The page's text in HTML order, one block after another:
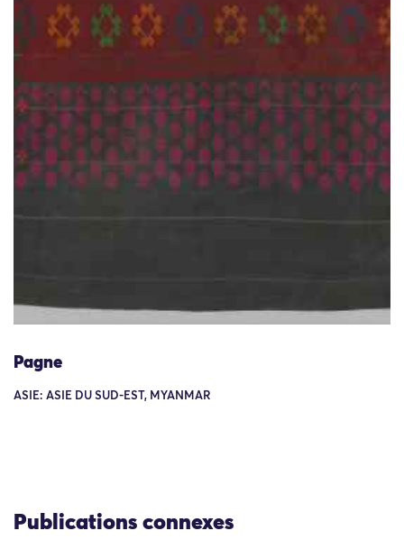
Pagne
ASIE: ASIE DU SUD-EST, MYANMAR
Publications connexes